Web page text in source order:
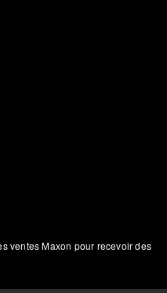
ventes Maxon pour recevoir des